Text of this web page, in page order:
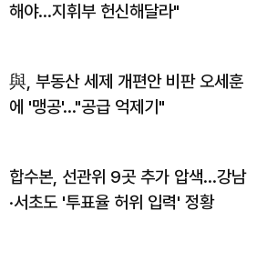
해야…지휘부 헌신해달라"
與, 부동산 세제 개편안 비판 오세훈
에 '맹공'…"공급 억제기"
합수본, 선관위 9곳 추가 압색…강남
·서초도 '투표율 허위 입력' 정황